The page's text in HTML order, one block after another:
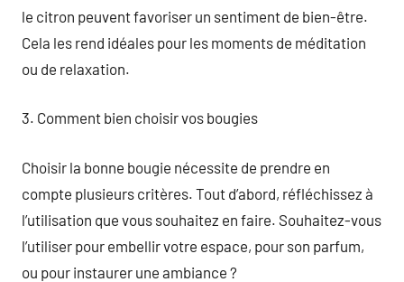
le citron peuvent favoriser un sentiment de bien-être.
Cela les rend idéales pour les moments de méditation
ou de relaxation.
3. Comment bien choisir vos bougies
Choisir la bonne bougie nécessite de prendre en
compte plusieurs critères. Tout d’abord, réfléchissez à
l’utilisation que vous souhaitez en faire. Souhaitez-vous
l’utiliser pour embellir votre espace, pour son parfum,
ou pour instaurer une ambiance ?